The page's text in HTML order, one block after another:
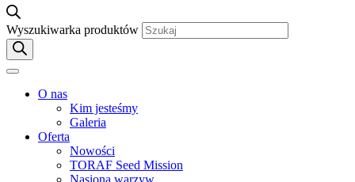
Wyszukiwarka produktów
O nas
Kim jesteśmy
Galeria
Oferta
Nowości
TORAF Seed Mission
Nasiona warzyw